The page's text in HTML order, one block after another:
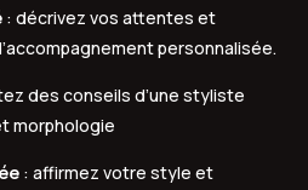
: décrivez vos attentes et
personnalisée.
des conseils d’une styliste
morphologie
: affirmez votre style et